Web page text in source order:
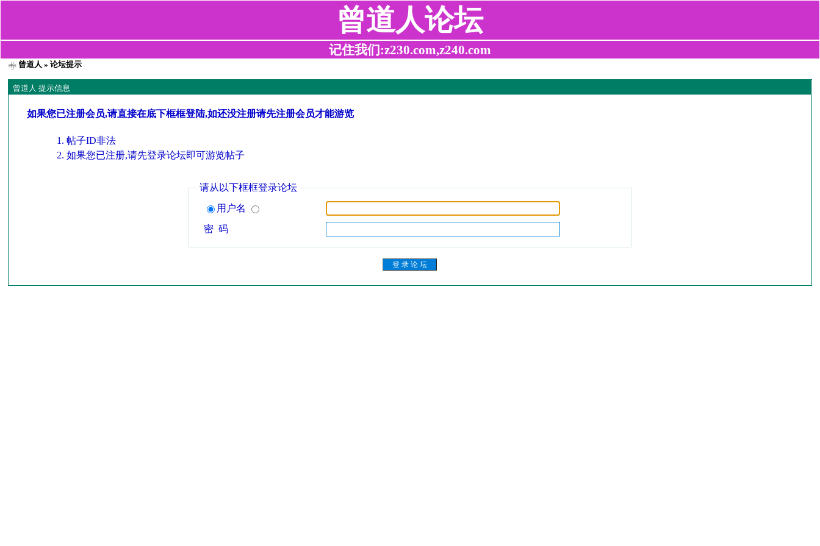
曾道人论坛
记住我们:z230.com,z240.com
曾道人 » 论坛提示
曾道人 提示信息
如果您已注册会员,请直接在底下框框登陆,如还没注册请先注册会员才能游览
帖子ID非法
如果您已注册,请先登录论坛即可游览帖子
请从以下框框登录论坛
用户名
密 码